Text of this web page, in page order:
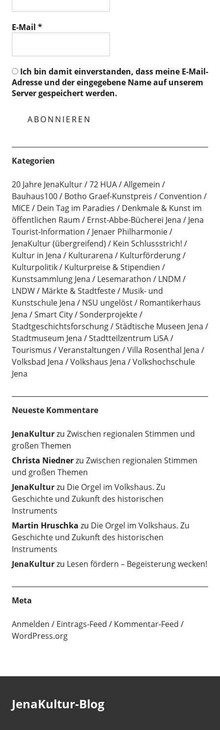
E-Mail *
Ich bin damit einverstanden, dass meine E-Mail-
Adresse und der eingegebene Name auf unserem
Server gespeichert werden.
Kategorien
20 Jahre JenaKultur 72 HUA
Allgemein
Bauhaus100
Botho Graef-Kunstpreis
Convention /
MICE
Dein Tag im Paradies
Denkmale & Kunst im
öffentlichen Raum
Ernst-Abbe-Bücherei Jena
Jena
Tourist-Information
Jenaer Philharmonie
JenaKultur (übergreifend)
Kein Schlussstrich!
Kultur in Jena
Kulturarena
Kulturförderung
Kulturpolitik
Kulturpreise & Stipendien
Kunstsammlung Jena
Lesemarathon
LNDM
LNDW
Märkte & Stadtfeste
Musik- und
Kunstschule Jena
NSU ungelöst
Romantikerhaus
Jena
Smart City
Sonderprojekte
Stadtgeschichtsforschung
Städtische Museen Jena
Stadtmuseum Jena
Stadtteilzentrum LiSA
Tourismus
Veranstaltungen
Villa Rosenthal Jena
Volksbad Jena
Volkshaus Jena
Volkshochschule
Jena
Neueste Kommentare
JenaKulturzu Zwischen regionalen Stimmen und
großen Themen
Christa Niednerzu Zwischen regionalen Stimmen
und großen Themen
JenaKulturzu Die Orgel im Volkshaus. Zu
Geschichte und Zukunft des historischen
Instruments
Martin Hruschka zu Die Orgel im Volkshaus. Zu
Geschichte und Zukunft des historischen
Instruments
JenaKulturzu Lesen fördern – Begeisterung wecken!
Meta
Anmelden Eintrags-Feed
Kommentar-Feed
WordPress.org
JenaKultur-Blog